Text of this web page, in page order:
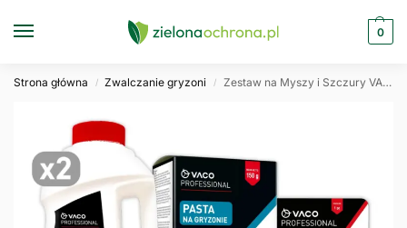
0
Strona główna / Zwalczanie gryzoni / Zestaw na Myszy i Szczury VACO PRO aż 6 produktów